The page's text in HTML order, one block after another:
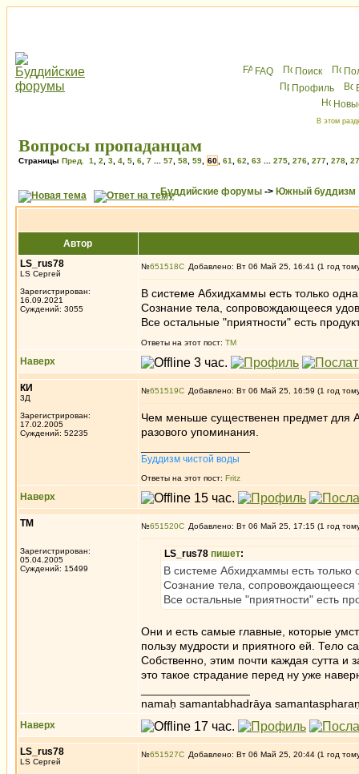
FAQ Поиск
Профиль
В этом
Вопросы пропаданцам
Страницы Пред. 1 2 3 4 5 6 7 57 58 59 60 61 62 63 275 276 277 278
Буддийские форумы -> Южный буддизм
Автор
LS_rus78
LS Сергей
Зарегистрирован:
16.09.2021
Суждений: 3055
№651518 Добавлено: Вт 06 Май 25, 16:41 (1 год
В системе Абхидхаммы есть только
Сознание тела, сопровождающееся
Все остальные "приятности" есть
Ответы на этот пост: ТМ
Наверх
КИ
3Д
Зарегистрирован:
17.02.2005
Суждений: 52235
№651519 Добавлено: Вт 06 Май 25, 16:59 (1 год
Чем меньше существенен предмет для
разового упоминания.
Буддизм чистой воды
Ответы на этот пост: Fritz
Наверх
ТМ
Зарегистрирован:
05.04.2005
Суждений: 15499
№651520 Добавлено: Вт 06 Май 25, 17:15 (1 год
LS_rus78 пишет:
В системе Абхидхаммы есть только
Сознание тела, сопровождающееся
Все остальные "приятности" есть
Они и есть самые главные, которые
пользу мудрости и приятного ей. Тело
Собственно, этим почти каждая сутта и
это такое страдание перед ну уже
namaḥ samantabhadrāya
Наверх
LS_rus78
LS Сергей
№651527 Добавлено: Вт 06 Май 25, 20:44 (1 год